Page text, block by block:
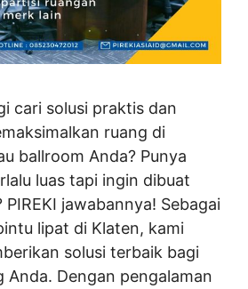
cari solusi praktis dan
ruang di
ballroom Anda? Punya
luas tapi ingin dibuat
jawabannya! Sebagai
lipat di Klaten, kami
solusi terbaik bagi
Anda. Dengan pengalaman